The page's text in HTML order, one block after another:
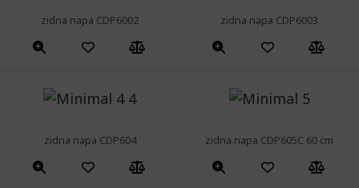
zidna napa CDP6002 zidna napa CDP6003
zidna napa CDP604 zidna napa CDP605C 60 cm